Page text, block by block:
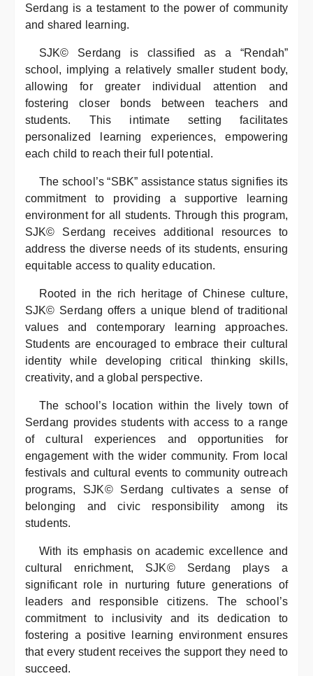
Serdang is a testament to the power of community
and shared learning.
SJK© Serdang is classified as a “Rendah”
school, implying a relatively smaller student body,
allowing for greater individual attention and
fostering closer bonds between teachers and
students. This intimate setting facilitates
personalized learning experiences, empowering
each child to reach their full potential.
The school’s “SBK” assistance status signifies its
commitment to providing a supportive learning
environment for all students. Through this program,
SJK© Serdang receives additional resources to
address the diverse needs of its students, ensuring
equitable access to quality education.
Rooted in the rich heritage of Chinese culture,
SJK© Serdang offers a unique blend of traditional
values and contemporary learning approaches.
Students are encouraged to embrace their cultural
identity while developing critical thinking skills,
creativity, and a global perspective.
The school’s location within the lively town of
Serdang provides students with access to a range
of cultural experiences and opportunities for
engagement with the wider community. From local
festivals and cultural events to community outreach
programs, SJK© Serdang cultivates a sense of
belonging and civic responsibility among its
students.
With its emphasis on academic excellence and
cultural enrichment, SJK© Serdang plays a
significant role in nurturing future generations of
leaders and responsible citizens. The school’s
commitment to inclusivity and its dedication to
fostering a positive learning environment ensures
that every student receives the support they need to
succeed.